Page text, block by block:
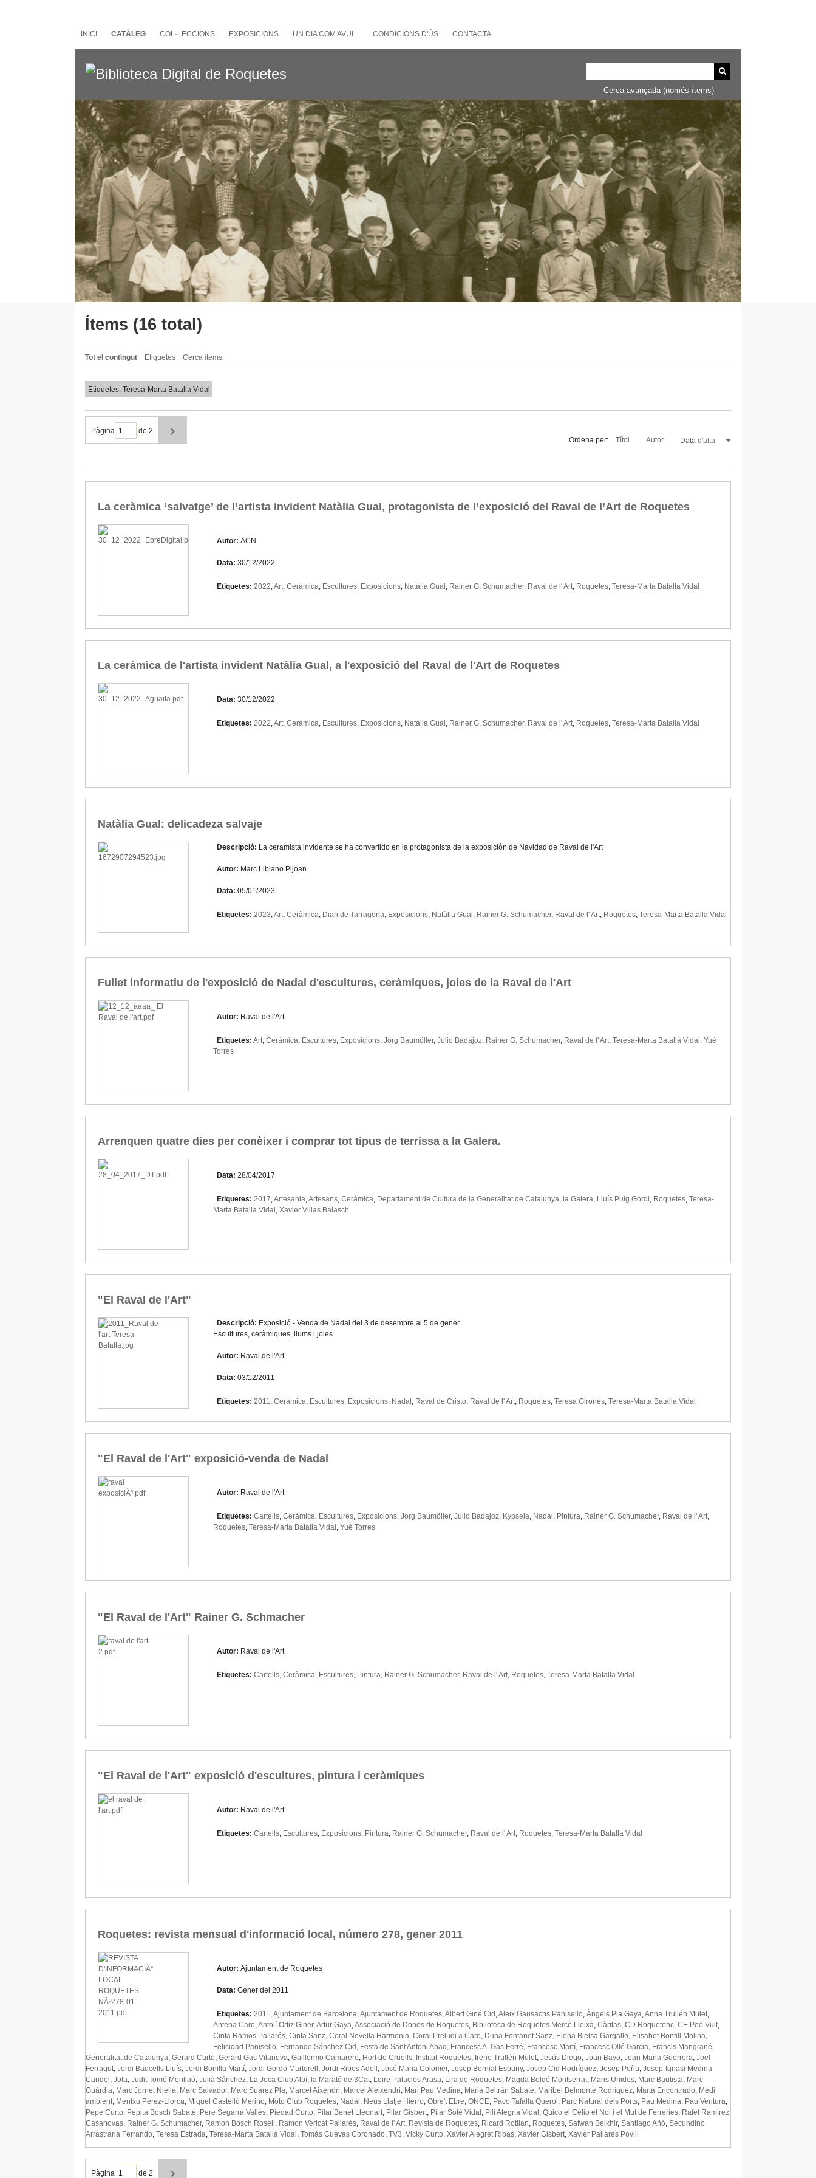
INICI CATÀLEG COL·LECCIONS EXPOSICIONS UN DIA COM AVUI... CONDICIONS D'ÚS CONTACTA
Cerca avançada (només ítems)
Ítems (16 total)
Tot el contingut Etiquetes Cerca ítems.
Etiquetes: Teresa-Marta Batalla Vidal
Pàgina
de 2
Ordena per:
Títol Autor Data d'alta
La ceràmica ‘salvatge’ de l’artista invident Natàlia Gual, protagonista de l’exposició del Raval de l’Art de Roquetes
Autor: ACN
Data: 30/12/2022
Etiquetes: 2022,Art, Ceràmica, Escultures, Exposicions, Natàlia Gual , Rainer G. Schumacher, Raval de l' Art, Roquetes, Teresa-Marta Batalla Vidal
La ceràmica de l'artista invident Natàlia Gual, a l'exposició del Raval de l'Art de Roquetes
Data: 30/12/2022
Etiquetes: 2022,Art, Ceràmica, Escultures, Exposicions, Natàlia Gual , Rainer G. Schumacher, Raval de l' Art, Roquetes, Teresa-Marta Batalla Vidal
Natàlia Gual: delicadeza salvaje
Descripció: La ceramista invidente se ha convertido en la protagonista de la exposición de Navidad de Raval de l'Art
Autor: Marc Libiano Pijoan
Data: 05/01/2023
Etiquetes: 2023,Art, Ceràmica, Diari de Tarragona, Exposicions, Natàlia Gual , Rainer G. Schumacher, Raval de l' Art, Roquetes, Teresa-Marta Batalla Vidal
Fullet informatiu de l'exposició de Nadal d'escultures, ceràmiques, joies de la Raval de l'Art
Autor: Raval de l'Art
Etiquetes: Art, Ceràmica, Escultures, Exposicions, Jörg Baumöller, Julio Badajoz, Rainer G. Schumacher, Raval de l' Art, Teresa-Marta Batalla Vidal , Yué
Torres
Arrenquen quatre dies per conèixer i comprar tot tipus de terrissa a la Galera.
Data: 28/04/2017
Etiquetes: 2017,Artesania,Artesans, Ceràmica, Departament de Cultura de la Generalitat de Catalunya, la Galera, Lluís Puig Gordi, Roquetes, Teresa-
Marta Batalla Vidal , Xavier Villas Balasch
"El Raval de l'Art"
Descripció: Exposició - Venda de Nadal del 3 de desembre al 5 de gener
Escultures, ceràmiques, llums i joies
Autor: Raval de l'Art
Data: 03/12/2011
Etiquetes: 2011, Ceràmica, Escultures, Exposicions, Nadal , Raval de Cristo, Raval de l' Art, Roquetes, Teresa Gironès, Teresa-Marta Batalla Vidal
"El Raval de l'Art" exposició-venda de Nadal
Autor: Raval de l'Art
Etiquetes: Cartells, Ceràmica, Escultures, Exposicions, Jörg Baumöller, Julio Badajoz, Kypsela, Nadal , Pintura, Rainer G. Schumacher, Raval de l' Art,
Roquetes, Teresa-Marta Batalla Vidal , Yué Torres
"El Raval de l'Art" Rainer G. Schmacher
Autor: Raval de l'Art
Etiquetes: Cartells, Ceràmica, Escultures, Pintura, Rainer G. Schumacher, Raval de l' Art, Roquetes, Teresa-Marta Batalla Vidal
"El Raval de l'Art" exposició d'escultures, pintura i ceràmiques
Autor: Raval de l'Art
Etiquetes: Cartells, Escultures, Exposicions, Pintura, Rainer G. Schumacher, Raval de l' Art, Roquetes, Teresa-Marta Batalla Vidal
Roquetes: revista mensual d'informació local, número 278, gener 2011
Autor: Ajuntament de Roquetes
Data: Gener del 2011
Etiquetes: 2011,Ajuntament de Barcelona,Ajuntament de Roquetes,Albert Giné Cid ,Aleix Gausachs Panisello, Àngels Pla Gaya,Anna Trullén Mulet,
Antena Caro,Antolí Ortiz Giner,Artur Gaya,Associació de Dones de Roquetes, Biblioteca de Roquetes Mercè Lleixà, Càritas, CD Roquetenc, CE Peó Vuit,
Cinta Ramos Pallarés, Cinta Sanz, Coral Novella Harmonia, Coral Preludi a Caro, Duna Fontanet Sanz, Elena Bielsa Gargallo, Elisabet Bonfill Molina,
Felicidad Panisello, Fernando Sánchez Cid , Festa de Sant Antoni Abad , Francesc A. Gas Ferré, Francesc Martí, Francesc Ollé Garcia, Francis Mangrané,
Generalitat de Catalunya, Gerard Curto, Gerard Gas Vilanova, Guillermo Camarero, Hort de Cruells, Institut Roquetes, Irene Trullén Mulet, Jesús Diego, Joan Bayo, Joan Maria Guerrera, Joel
Ferragut, Jordi Baucells Lluís, Jordi Bonilla Martí, Jordi Gordo Martorell , Jordi Ribes Adell , José Maria Colomer, Josep Bernial Espuny, Josep Cid Rodríguez, Josep Peña, Josep-Ignasi Medina
Candel , Jota, Judit Tomé Monllaó, Julià Sánchez, La Joca Club Alpí, la Marató de 3Cat, Leire Palacios Arasa, Lira de Roquetes, Magda Boldó Montserrat, Mans Unides, Marc Bautista, Marc
Guàrdia, Marc Jornet Niella, Marc Salvador, Marc Suàrez Pla, Marcel Aixendri, Marcel Aleixendri, Mari Pau Medina, Maria Beltrán Sabaté, Maribel Belmonte Rodríguez, Marta Encontrado, Medi
ambient, Mentxu Pérez-Llorca, Miquel Castelló Merino, Moto Club Roquetes, Nadal , Neus Llatje Hierro, Obre't Ebre, ONCE, Paco Tafalla Querol , Parc Natural dels Ports, Pau Medina, Pau Ventura,
Pepe Curto, Pepita Bosch Sabaté, Pere Segarra Vallés, Piedad Curto, Pilar Benet Lleonart, Pilar Gisbert, Pilar Solé Vidal , Pili Alegria Vidal , Quico el Célio el Noi i el Mut de Ferreries, Rafel Ramírez
Casanovas, Rainer G. Schumacher, Ramon Bosch Rosell , Ramon Vericat Pallarés, Raval de l' Art, Revista de Roquetes, Ricard Rotllan, Roquetes, Safwan Belkhir, Santiago Añó, Secundino
Arrastraria Ferrando, Teresa Estrada, Teresa-Marta Batalla Vidal , Tomàs Cuevas Coronado, TV3, Vicky Curto, Xavier Alegret Ribas, Xavier Gisbert, Xavier Pallarès Povill
Pàgina de 2